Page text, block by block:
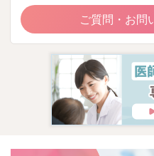
ご質問・お問